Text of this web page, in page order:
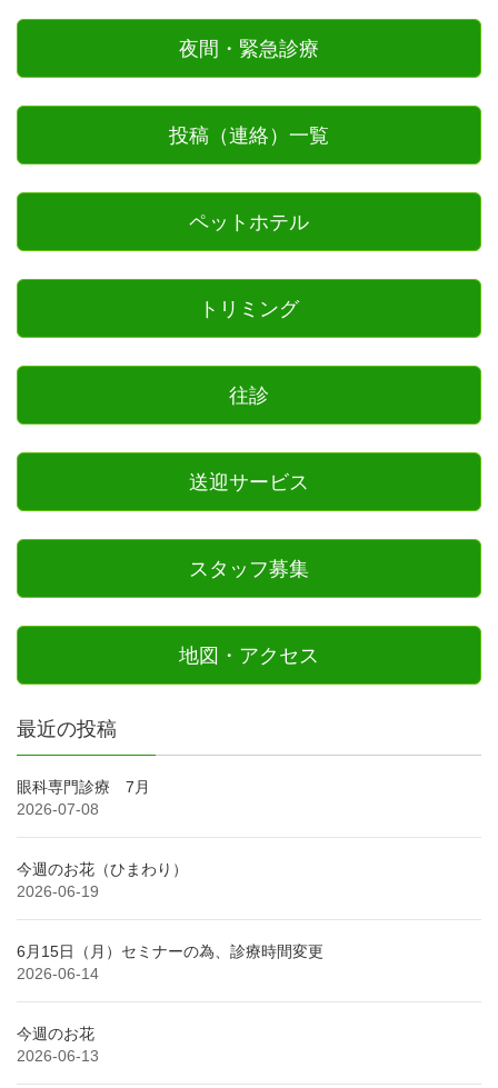
夜間・緊急診療
投稿（連絡）一覧
ペットホテル
トリミング
往診
送迎サービス
スタッフ募集
地図・アクセス
最近の投稿
眼科専門診療 7月
2026-07-08
今週のお花（ひまわり）
2026-06-19
6月15日（月）セミナーの為、診療時間変更
2026-06-14
今週のお花
2026-06-13